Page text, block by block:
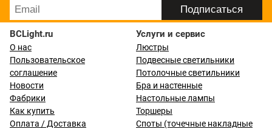
BCLight.ru
О нас
Пользовательское
соглашение
Новости
Фабрики
Как купить
Оплата / Доставка
Услуги и сервис
Люстры
Подвесные светильники
Потолочные светильники
Бра и настенные
Настольные лампы
Торшеры
Споты (точечные накладные